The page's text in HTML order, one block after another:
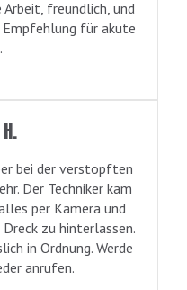
freundlich, und
für akute
bei der verstopften
Der Techniker kam
per Kamera und
zu hinterlassen.
in Ordnung. Werde
anrufen.